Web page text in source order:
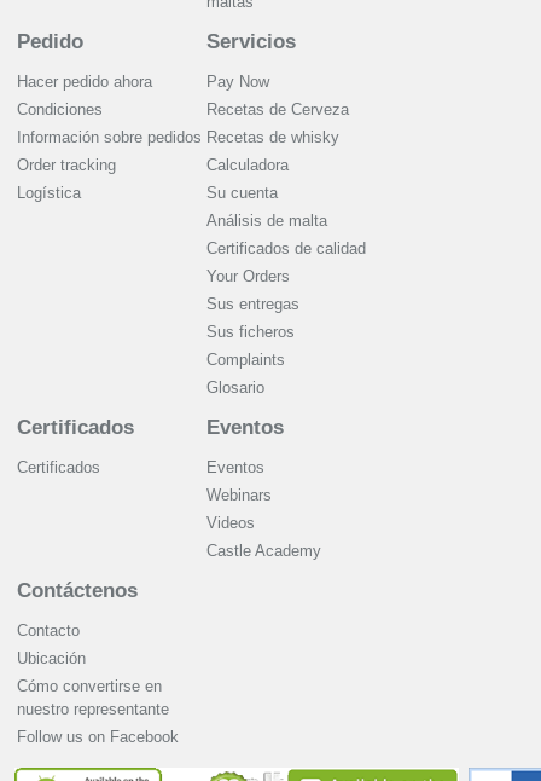
Pedido
Hacer pedido ahora
Condiciones
Información sobre pedidos
Order tracking
Logística
Servicios
Pay Now
Recetas de Cerveza
Recetas de whisky
Calculadora
Su cuenta
Análisis de malta
Certificados de calidad
Your Orders
Sus entregas
Sus ficheros
Complaints
Glosario
Certificados
Certificados
Eventos
Eventos
Webinars
Videos
Castle Academy
Contáctenos
Contacto
Ubicación
Cómo convertirse en
nuestro representante
Follow us on Facebook